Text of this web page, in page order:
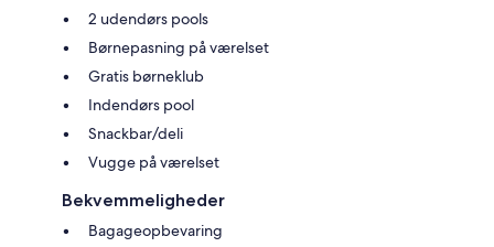
2 udendørs pools
Børnepasning på værelset
Gratis børneklub
Indendørs pool
Snackbar/deli
Vugge på værelset
Bekvemmeligheder
Bagageopbevaring